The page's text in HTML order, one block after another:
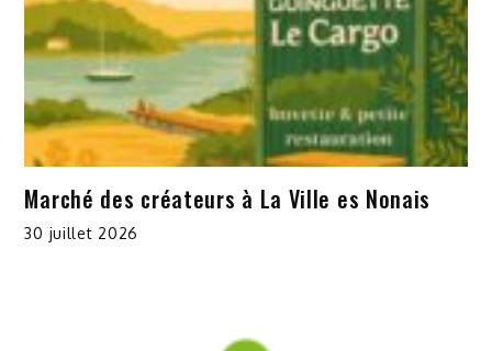
Marché des créateurs à La Ville es Nonais
30 juillet 2026